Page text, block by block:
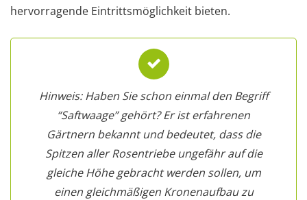
hervorragende Eintrittsmöglichkeit bieten.
Hinweis: Haben Sie schon einmal den Begriff
“Saftwaage” gehört? Er ist erfahrenen
Gärtnern bekannt und bedeutet, dass die
Spitzen aller Rosentriebe ungefähr auf die
gleiche Höhe gebracht werden sollen, um
einen gleichmäßigen Kronenaufbau zu